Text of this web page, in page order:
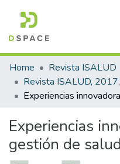
Communities & Collections
All of DSpace
Statistics
Home Revista ISALUD
Experiencias
gestión de salud